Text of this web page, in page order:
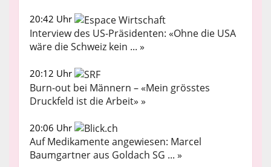
20:42 Uhr
Interview des US-Präsidenten: «Ohne die USA
wäre die Schweiz kein ... »
20:12 Uhr
Burn-out bei Männern – «Mein grösstes
Druckfeld ist die Arbeit» »
20:06 Uhr
Auf Medikamente angewiesen: Marcel
Baumgartner aus Goldach SG ... »